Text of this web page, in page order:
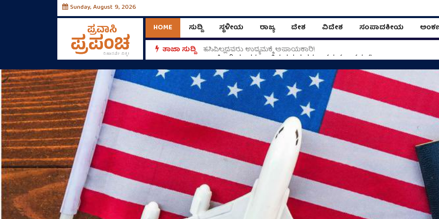
Sunday, August 9, 2026
HOME ಸುದ್ದಿ ಸ್ಥಳೀಯ ರಾಜ್ಯ ದೇಶ ವಿದೇಶ ಸಂಪಾದಕೀಯ
ತಾಜಾ ಸುದ್ದಿ
ಹಸಿವಿಲ್ಲದವರು ಉದ್ಯಮಕ್ಕೆ ಅಪಾಯಕಾರಿ!